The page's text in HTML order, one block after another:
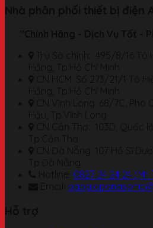
0827 24 24 24 (Mr.